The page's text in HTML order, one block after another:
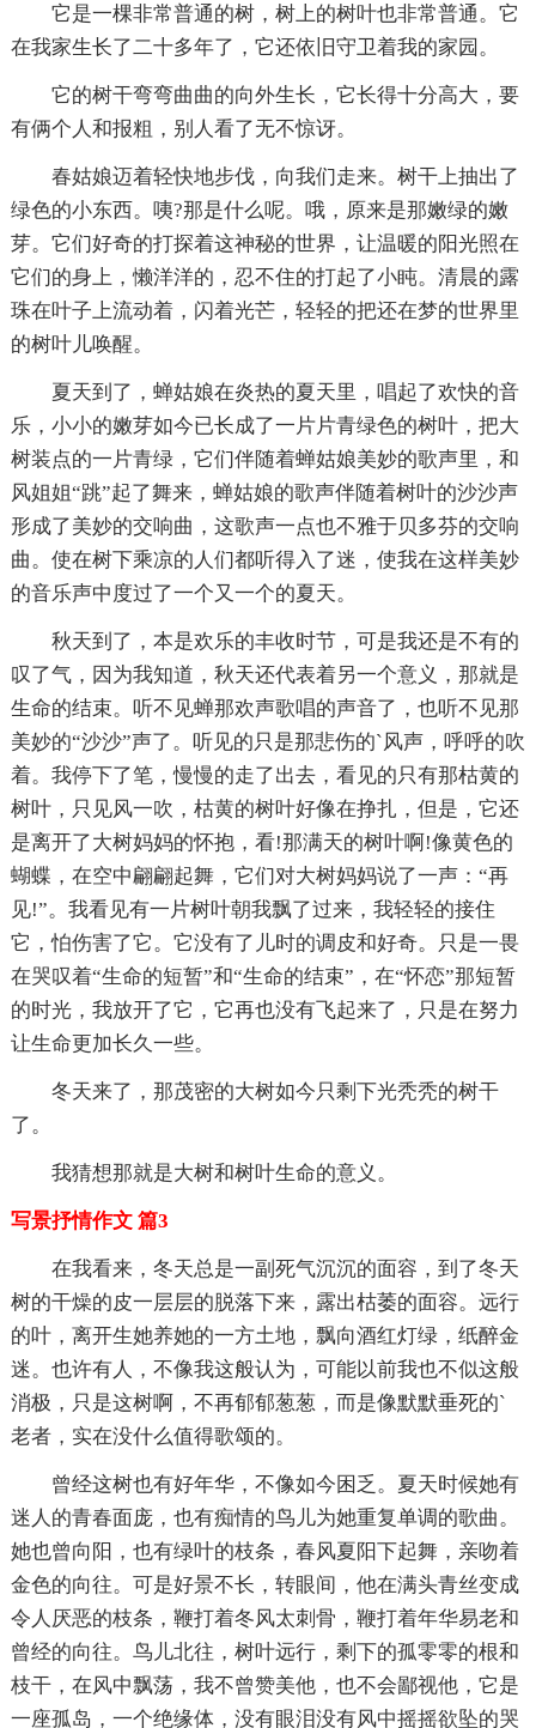
它是一棵非常普通的树，树上的树叶也非常普通。它
在我家生长了二十多年了，它还依旧守卫着我的家园。
它的树干弯弯曲曲的向外生长，它长得十分高大，要
有俩个人和报粗，别人看了无不惊讶。
春姑娘迈着轻快地步伐，向我们走来。树干上抽出了
绿色的小东西。咦?那是什么呢。哦，原来是那嫩绿的嫩
芽。它们好奇的打探着这神秘的世界，让温暖的阳光照在
它们的身上，懒洋洋的，忍不住的打起了小盹。清晨的露
珠在叶子上流动着，闪着光芒，轻轻的把还在梦的世界里
的树叶儿唤醒。
夏天到了，蝉姑娘在炎热的夏天里，唱起了欢快的音
乐，小小的嫩芽如今已长成了一片片青绿色的树叶，把大
树装点的一片青绿，它们伴随着蝉姑娘美妙的歌声里，和
风姐姐“跳”起了舞来，蝉姑娘的歌声伴随着树叶的沙沙声
形成了美妙的交响曲，这歌声一点也不雅于贝多芬的交响
曲。使在树下乘凉的人们都听得入了迷，使我在这样美妙
的音乐声中度过了一个又一个的夏天。
秋天到了，本是欢乐的丰收时节，可是我还是不有的
叹了气，因为我知道，秋天还代表着另一个意义，那就是
生命的结束。听不见蝉那欢声歌唱的声音了，也听不见那
美妙的“沙沙”声了。听见的只是那悲伤的`风声，呼呼的吹
着。我停下了笔，慢慢的走了出去，看见的只有那枯黄的
树叶，只见风一吹，枯黄的树叶好像在挣扎，但是，它还
是离开了大树妈妈的怀抱，看!那满天的树叶啊!像黄色的
蝴蝶，在空中翩翩起舞，它们对大树妈妈说了一声：“再
见!”。我看见有一片树叶朝我飘了过来，我轻轻的接住
它，怕伤害了它。它没有了儿时的调皮和好奇。只是一畏
在哭叹着“生命的短暂”和“生命的结束”，在“怀恋”那短暂
的时光，我放开了它，它再也没有飞起来了，只是在努力
让生命更加长久一些。
冬天来了，那茂密的大树如今只剩下光秃秃的树干
了。
我猜想那就是大树和树叶生命的意义。
写景抒情作文 篇3
在我看来，冬天总是一副死气沉沉的面容，到了冬天
树的干燥的皮一层层的脱落下来，露出枯萎的面容。远行
的叶，离开生她养她的一方土地，飘向酒红灯绿，纸醉金
迷。也许有人，不像我这般认为，可能以前我也不似这般
消极，只是这树啊，不再郁郁葱葱，而是像默默垂死的`
老者，实在没什么值得歌颂的。
曾经这树也有好年华，不像如今困乏。夏天时候她有
迷人的青春面庞，也有痴情的鸟儿为她重复单调的歌曲。
她也曾向阳，也有绿叶的枝条，春风夏阳下起舞，亲吻着
金色的向往。可是好景不长，转眼间，他在满头青丝变成
令人厌恶的枝条，鞭打着冬风太刺骨，鞭打着年华易老和
曾经的向往。鸟儿北往，树叶远行，剩下的孤零零的根和
枝干，在风中飘荡，我不曾赞美他，也不会鄙视他，它是
一座孤岛，一个绝缘体，没有眼泪没有风中摇摇欲坠的哭